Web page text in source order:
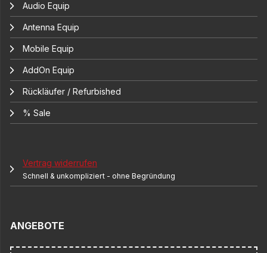
Audio Equip
Antenna Equip
Mobile Equip
AddOn Equip
Rückläufer / Refurbished
% Sale
Vertrag widerrufen
Schnell & unkompliziert - ohne Begründung
ANGEBOTE